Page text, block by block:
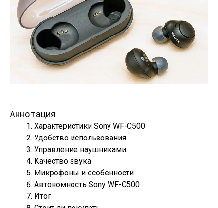
Аннотация
Характеристики Sony WF-C500
Удобство использования
Управление наушниками
Качество звука
Микрофоны и особенности
Автономность Sony WF-C500
Итог